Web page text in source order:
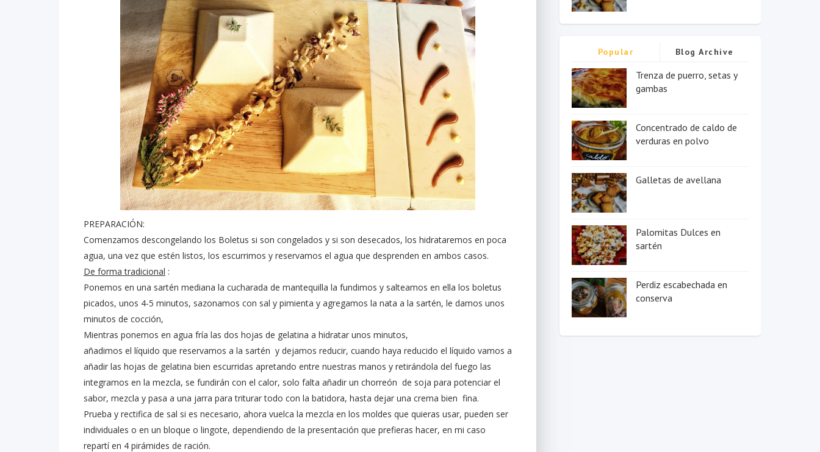
PREPARACIÓN:
Comenzamos descongelando los Boletus si son congelados y si son desecados, los hidrataremos en poca
agua, una vez que estén listos, los escurrimos y reservamos el agua que desprenden en ambos casos.
De forma tradicional :
Ponemos en una sartén mediana la cucharada de mantequilla la fundimos y salteamos en ella los boletus
picados, unos 4-5 minutos, sazonamos con sal y pimienta y agregamos la nata a la sartén, le damos unos
minutos de cocción,
Mientras ponemos en agua fría las dos hojas de gelatina a hidratar unos minutos,
añadimos el líquido que reservamos a la sartén y dejamos reducir, cuando haya reducido el líquido vamos a
añadir las hojas de gelatina bien escurridas apretando entre nuestras manos y retirándola del fuego las
integramos en la mezcla, se fundirán con el calor, solo falta añadir un chorreón de soja para potenciar el
sabor, mezcla y pasa a una jarra para triturar todo con la batidora, hasta dejar una crema bien fina.
Prueba y rectifica de sal si es necesario, ahora vuelca la mezcla en los moldes que quieras usar, pueden ser
individuales o en un bloque o lingote, dependiendo de la presentación que prefieras hacer, en mi caso
repartí en 4 pirámides de ración.
Popular Blog Archive
Trenza de puerro, setas y
gambas
Concentrado de caldo de
verduras en polvo
Galletas de avellana
Palomitas Dulces en
sartén
Perdiz escabechada en
conserva